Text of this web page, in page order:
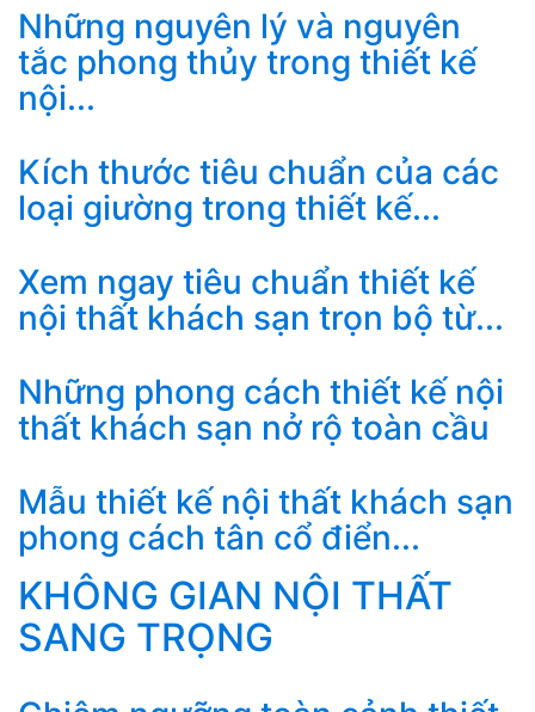
Những nguyên lý và nguyên
tắc phong thủy trong thiết kế
nội...
Kích thước tiêu chuẩn của các
loại giường trong thiết kế...
Xem ngay tiêu chuẩn thiết kế
nội thất khách sạn trọn bộ từ...
Những phong cách thiết kế nội
thất khách sạn nở rộ toàn cầu
Mẫu thiết kế nội thất khách sạn
phong cách tân cổ điển...
KHÔNG GIAN NỘI THẤT
SANG TRỌNG